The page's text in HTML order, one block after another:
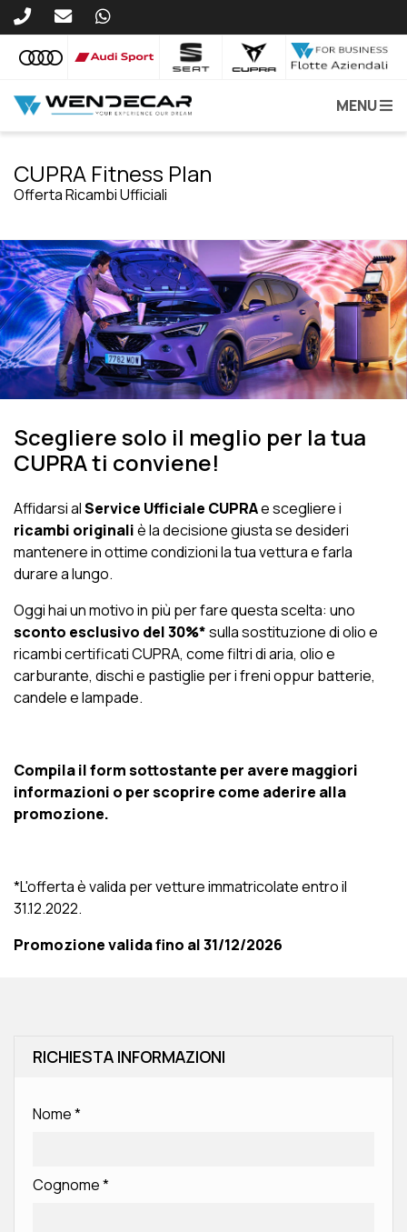
MENU
CUPRA Fitness Plan
Offerta Ricambi Ufficiali
Scegliere solo il meglio per la tua
CUPRA ti conviene!
Affidarsi alService Ufficiale CUPRAe scegliere i
ricambi originaliè la decisione giusta se desideri
mantenere in ottime condizioni la tua vettura e farla
durare a lungo.
Oggi hai un motivo in più per fare questa scelta: uno
sconto esclusivo del 30%*sulla sostituzione di olio e
ricambi certificati CUPRA, come filtri di aria, olio e
carburante, dischi e pastiglie per i freni oppur batterie,
candele e lampade.
Compila il form sottostante per avere maggiori
informazioni o per scoprire come aderire alla
promozione.
*L'offerta è valida per vetture immatricolate entro il
31.12.2022.
Promozione valida fino al 31/12/2026
RICHIESTA INFORMAZIONI
Nome*
Cognome*